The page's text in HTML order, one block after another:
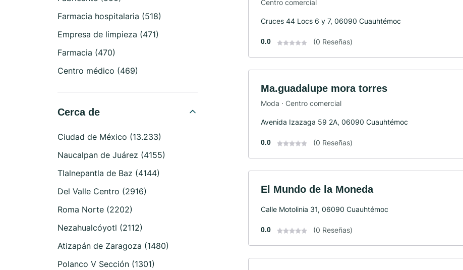
Farmacia hospitalaria (518)
Empresa de limpieza (471)
Farmacia (470)
Centro médico (469)
Cerca de
Ciudad de México (13.233)
Naucalpan de Juárez (4155)
Tlalnepantla de Baz (4144)
Del Valle Centro (2916)
Roma Norte (2202)
Nezahualcóyotl (2112)
Atizapán de Zaragoza (1480)
Polanco V Sección (1301)
Centro comercial
Cruces 44 Locs 6 y 7, 06090 Cuauhtémoc
0.0 (0 Reseñas)
Ma.guadalupe mora torres
Moda · Centro comercial
Avenida Izazaga 59 2A, 06090 Cuauhtémoc
0.0 (0 Reseñas)
El Mundo de la Moneda
Calle Motolinia 31, 06090 Cuauhtémoc
0.0 (0 Reseñas)